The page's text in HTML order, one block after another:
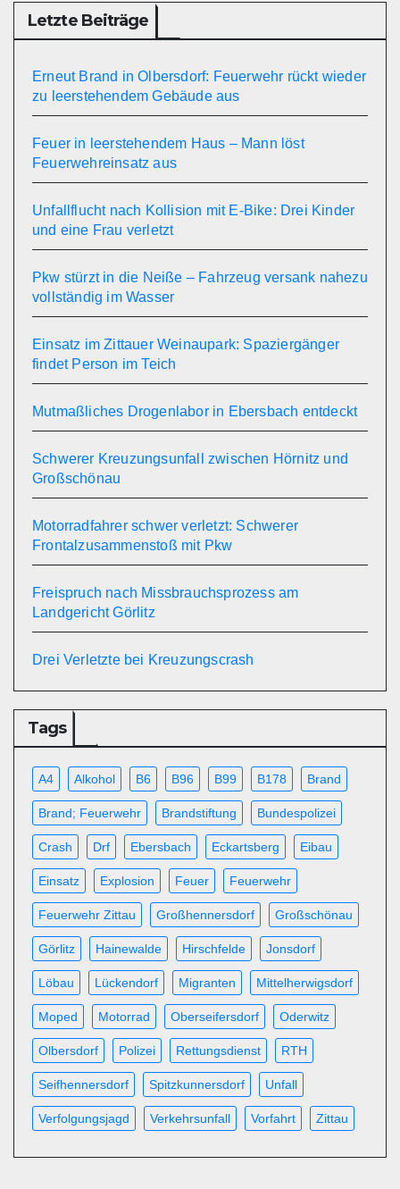
Letzte Beiträge
Erneut Brand in Olbersdorf: Feuerwehr rückt wieder
zu leerstehendem Gebäude aus
Feuer in leerstehendem Haus – Mann löst
Feuerwehreinsatz aus
Unfallflucht nach Kollision mit E-Bike: Drei Kinder
und eine Frau verletzt
Pkw stürzt in die Neiße – Fahrzeug versank nahezu
vollständig im Wasser
Einsatz im Zittauer Weinaupark: Spaziergänger
findet Person im Teich
Mutmaßliches Drogenlabor in Ebersbach entdeckt
Schwerer Kreuzungsunfall zwischen Hörnitz und
Großschönau
Motorradfahrer schwer verletzt: Schwerer
Frontalzusammenstoß mit Pkw
Freispruch nach Missbrauchsprozess am
Landgericht Görlitz
Drei Verletzte bei Kreuzungscrash
Tags
A4 Alkohol B6 B96 B99 B178 Brand
Brand; Feuerwehr Brandstiftung Bundespolizei
Crash Drf Ebersbach Eckartsberg Eibau
Einsatz Explosion Feuer Feuerwehr
Feuerwehr Zittau Großhennersdorf Großschönau
Görlitz Hainewalde Hirschfelde Jonsdorf
Löbau Lückendorf Migranten Mittelherwigsdorf
Moped Motorrad Oberseifersdorf Oderwitz
Olbersdorf Polizei Rettungsdienst RTH
Seifhennersdorf Spitzkunnersdorf Unfall
Verfolgungsjagd Verkehrsunfall Vorfahrt Zittau